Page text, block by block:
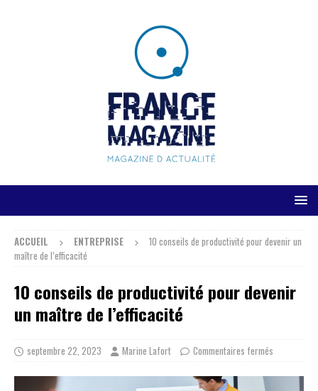
ACCUEIL ENTREPRISE
10 conseils de productivité pour devenir un
maître de l’efficacité
10 conseils de productivité pour devenir
un maître de l’efficacité
septembre 22, 2023 Marine Lafort Commentaires fermés